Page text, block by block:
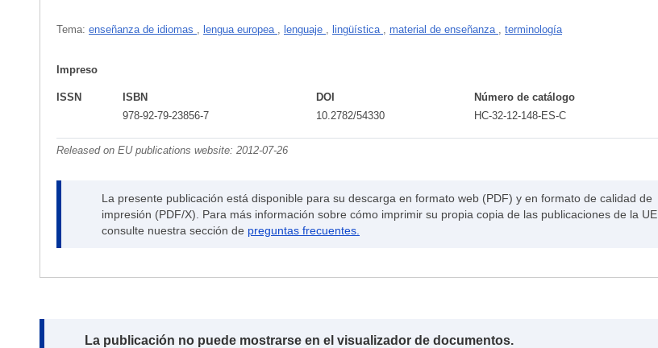
Tema: enseñanza de idiomas lengua europea lenguaje lingüística material de enseñanza terminología
Impreso
ISSN
ISBN
978-92-79-23856-7
DOI
10.2782/54330
Número de catálogo
HC-32-12-148-ES-C
Released on EU publications website: 2012-07-26
La presente publicación está disponible para su descarga en formato web (PDF) y en formato de calidad de
impresión (PDF/X). Para más información sobre cómo imprimir su propia copia de las publicaciones de la UE,
consulte nuestra sección de preguntas frecuentes.
Note:
La publicación no puede mostrarse en el visualizador de documentos.